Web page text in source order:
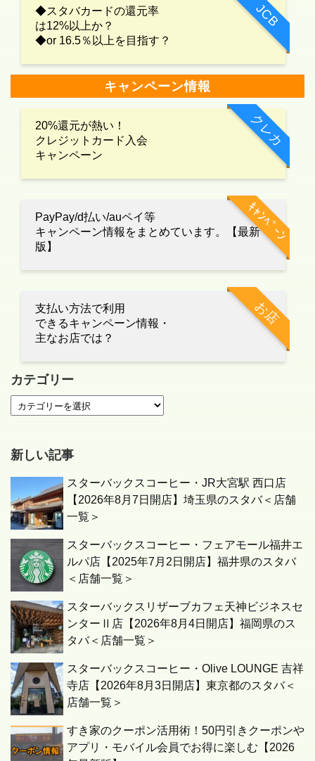
JCB
◆スタバカードの還元率
は12%以上か？
◆or 16.5％以上を目指す？
キャンペーン情報
クレカ
20%還元が熱い！
クレジットカード入会
キャンペーン
ｷｬﾝﾍﾟｰﾝ
PayPay/d払い/auペイ等
キャンペーン情報をまとめています。【最新
版】
お店
支払い方法で利用
できるキャンペーン情報・
主なお店では？
カテゴリー
新しい記事
スターバックスコーヒー・JR大宮駅 西口店
【2026年8月7日開店】埼玉県のスタバ＜店舗
一覧＞
スターバックスコーヒー・フェアモール福井エ
ルパ店【2025年7月2日開店】福井県のスタバ
＜店舗一覧＞
スターバックスリザーブカフェ天神ビジネスセ
ンターⅡ店【2026年8月4日開店】福岡県のス
タバ＜店舗一覧＞
スターバックスコーヒー・Olive LOUNGE 吉祥
寺店【2026年8月3日開店】東京都のスタバ＜
店舗一覧＞
すき家のクーポン活用術！50円引きクーポンや
アプリ・モバイル会員でお得に楽しむ【2026